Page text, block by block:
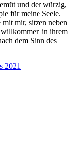
und der würzig,
für meine Seele.
mir, sitzen neben
willkommen in ihrem
dem Sinn des
2021